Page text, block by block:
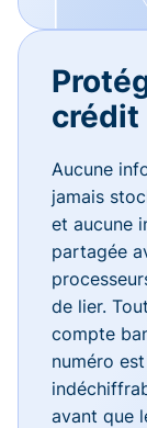
crédit
Aucune
jamais
et aucune
partagée
de lier.
compte
numéro
avant que